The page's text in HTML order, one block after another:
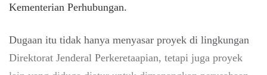
Kementerian Perhubungan.
Dugaan itu tidak hanya menyasar proyek di lingkungan
Direktorat Jenderal Perkeretaapian, tetapi juga proyek